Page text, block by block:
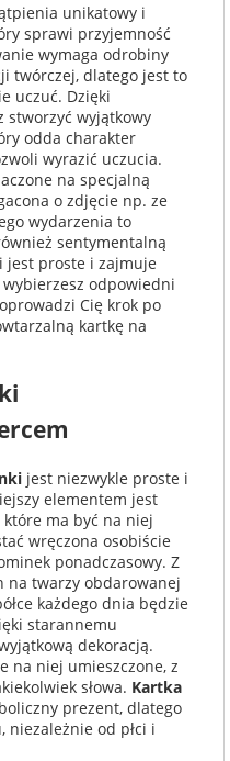
unikatowy i
sprawi przyjemność
wymaga odrobiny
twórczej, dlatego jest to
uczuć. Dzięki
stworzyć wyjątkowy
odda charakter
wyrazić uczucia.
na specjalną
o zdjęcie np. ze
wydarzenia to
sentymentalną
jest proste i zajmuje
odpowiedni
Cię krok po
kartkę na
jest niezwykle proste i
elementem jest
ma być na niej
wręczona osobiście
ponadczasowy. Z
na twarzy obdarowanej
każdego dnia będzie
starannemu
dekoracją.
na niej umieszczone, z
słowa. Kartka
prezent, dlatego
niezależnie od płci i